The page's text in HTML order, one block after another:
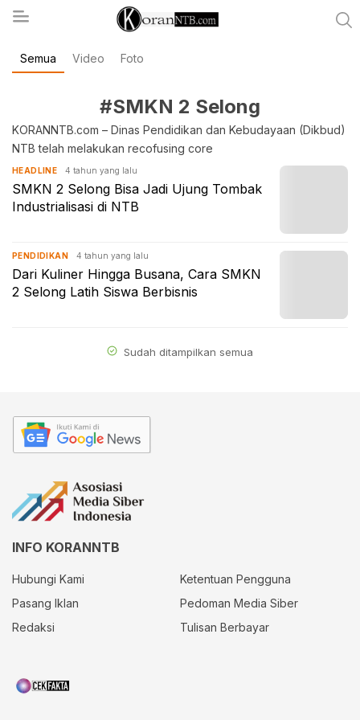
koranntb.com
Semua Video Foto
#SMKN 2 Selong
KORANNTB.com – Dinas Pendidikan dan Kebudayaan (Dikbud)
NTB telah melakukan recofusing core
HEADLINE 4 tahun yang lalu
SMKN 2 Selong Bisa Jadi Ujung Tombak
Industrialisasi di NTB
PENDIDIKAN 4 tahun yang lalu
Dari Kuliner Hingga Busana, Cara SMKN
2 Selong Latih Siswa Berbisnis
Sudah ditampilkan semua
INFO KORANNTB
Hubungi Kami
Ketentuan Pengguna
Pasang Iklan
Pedoman Media Siber
Redaksi
Tulisan Berbayar